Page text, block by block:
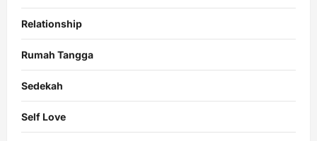
Relationship
Rumah Tangga
Sedekah
Self Love